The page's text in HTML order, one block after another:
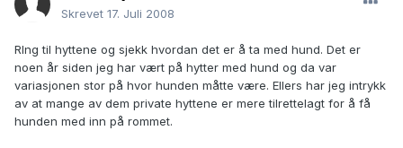
Skrevet 17. Juli 2008
RIng til hyttene og sjekk hvordan det er å ta med hund. Det er
noen år siden jeg har vært på hytter med hund og da var
variasjonen stor på hvor hunden måtte være. Ellers har jeg intrykk
av at mange av dem private hyttene er mere tilrettelagt for å få
hunden med inn på rommet.